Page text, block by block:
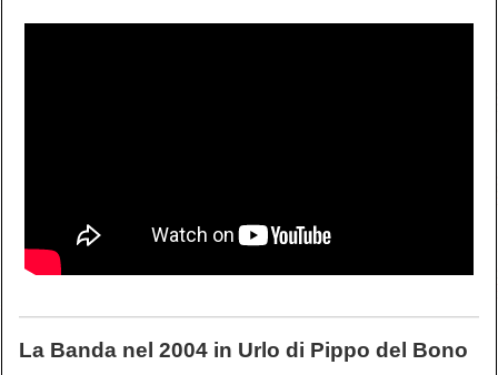
La Banda nel 2004 in Urlo di Pippo del Bono